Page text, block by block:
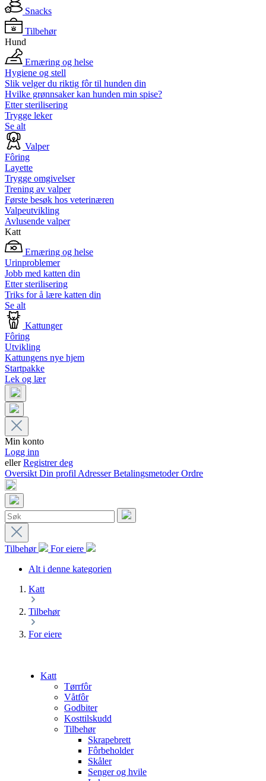
Snacks
Tilbehør
Hund
Ernæring og helse
Hygiene og stell
Slik velger du riktig fôr til hunden din
Hvilke grønnsaker kan hunden min spise?
Etter sterilisering
Trygge leker
Se alt
Valper
Fôring
Layette
Trygge omgivelser
Trening av valper
Første besøk hos veterinæren
Valpeutvikling
Avlusende valper
Katt
Ernæring og helse
Urinproblemer
Jobb med katten din
Etter sterilisering
Triks for å lære katten din
Se alt
Kattunger
Fôring
Utvikling
Kattungens nye hjem
Startpakke
Lek og lær
Min konto
Logg inn
ellerRegistrer deg
Oversikt Din profil AdresserBetalingsmetoderOrdre
Tilbehør
For eiere
Alt i denne kategorien
Katt
Tilbehør
For eiere
Katt
Tørrfôr
Våtfôr
Godbiter
Kosttilskudd
Tilbehør
Skrapebrett
Fôrbeholder
Skåler
Senger og hvile